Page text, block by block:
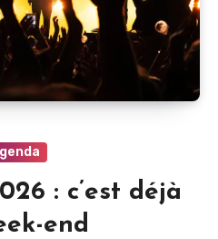
: c’est déjà
end